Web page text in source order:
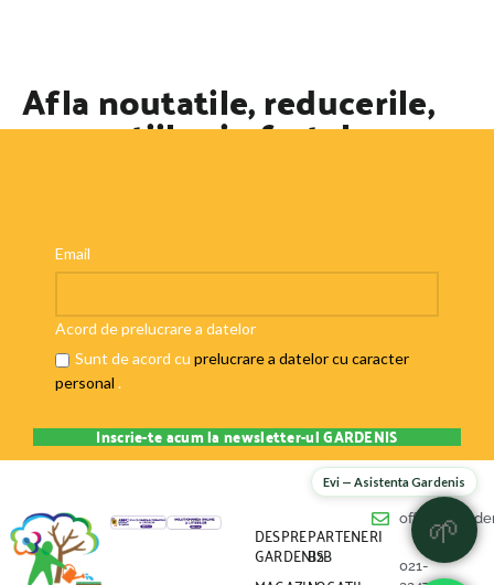
Afla noutatile, reducerile,
promotiile si ofertele
Email
Acord de prelucrare a datelor
Sunt de acord cu prelucrare a datelor cu caracter
personal .
DESPRE
GARDENIS
PARTENERI
B2B
021-
Evi — Asistenta Gardenis
🌱